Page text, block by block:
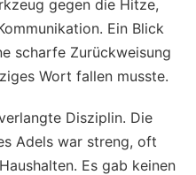
gegen die Hitze,
Ein Blick
scharfe Zurückweisung
Wort fallen musste.
Disziplin. Die
Adels war streng, oft
Es gab keinen